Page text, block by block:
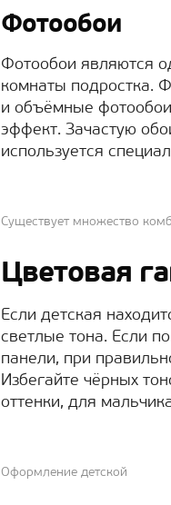
Фотообои
Фотообои являются
комнаты подростка.
и объёмные
эффект. Зачастую
используется
Существует множество
Цветовая
Если детская
светлые тона. Если
панели, при
Избегайте чёрных
оттенки, для
Оформление детской